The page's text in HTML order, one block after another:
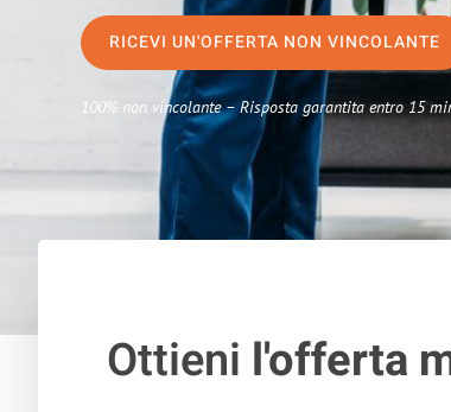
RICEVI UN'OFFERTA NON VINCOLANTE
100% non vincolante – Risposta garantita entro 15
Ottieni l'offerta